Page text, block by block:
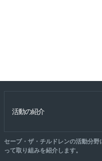
活動の紹介
セーブ・ザ・チルドレンの活動分野
って取り組みを紹介します。